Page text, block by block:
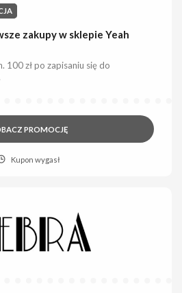
zakupy w sklepie Yeah
100 zł po zapisaniu się do
PROMOCJĘ
Kupon wygasł